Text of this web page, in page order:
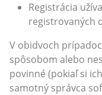
Registrácia
registrovaných
V obidvoch
spôsobom alebo
povinné (pokiaľ si
samotný správca